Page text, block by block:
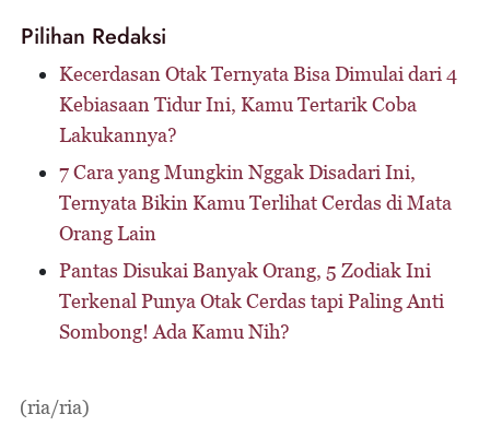
Pilihan Redaksi
Kecerdasan Otak Ternyata Bisa Dimulai dari 4
Kebiasaan Tidur Ini, Kamu Tertarik Coba
Lakukannya?
7 Cara yang Mungkin Nggak Disadari Ini,
Ternyata Bikin Kamu Terlihat Cerdas di Mata
Orang Lain
Pantas Disukai Banyak Orang, 5 Zodiak Ini
Terkenal Punya Otak Cerdas tapi Paling Anti
Sombong! Ada Kamu Nih?
(ria/ria)